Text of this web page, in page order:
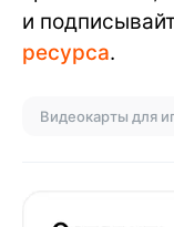
и
ресурса.
Видеокарты для